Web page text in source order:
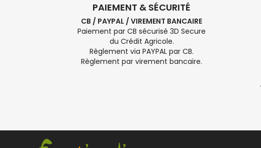
PAIEMENT & SÉCURITÉ
CB / PAYPAL / VIREMENT BANCAIRE
Paiement par CB sécurisé 3D Secure
du Crédit Agricole.
Règlement via PAYPAL par CB.
Règlement par virement bancaire.